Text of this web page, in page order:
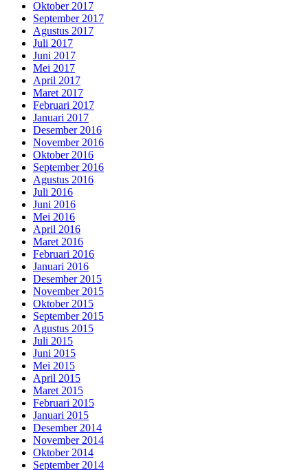
Oktober 2017
September 2017
Agustus 2017
Juli 2017
Juni 2017
Mei 2017
April 2017
Maret 2017
Februari 2017
Januari 2017
Desember 2016
November 2016
Oktober 2016
September 2016
Agustus 2016
Juli 2016
Juni 2016
Mei 2016
April 2016
Maret 2016
Februari 2016
Januari 2016
Desember 2015
November 2015
Oktober 2015
September 2015
Agustus 2015
Juli 2015
Juni 2015
Mei 2015
April 2015
Maret 2015
Februari 2015
Januari 2015
Desember 2014
November 2014
Oktober 2014
September 2014